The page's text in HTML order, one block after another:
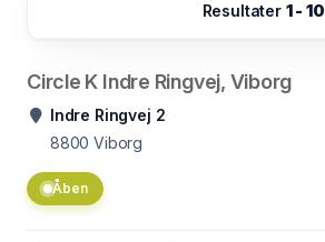
Resultater 1 - 10
Circle K Indre Ringvej, Viborg
Indre Ringvej 2
8800 Viborg
Åben